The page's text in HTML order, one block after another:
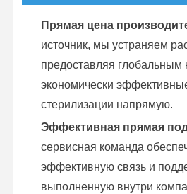
Прямая цена
источник, мы устраняем
предоставляя глобальным
экономически
стерилизации напрямую.
Эффективная прямая
сервисная команда
эффективную связь и
выполненную внутри